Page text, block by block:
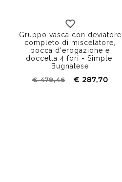
Gruppo vasca con deviatore
completo di miscelatore,
bocca d'erogazione e
doccetta 4 fori - Simple,
Bugnatese
€ 479,46
€ 287,70